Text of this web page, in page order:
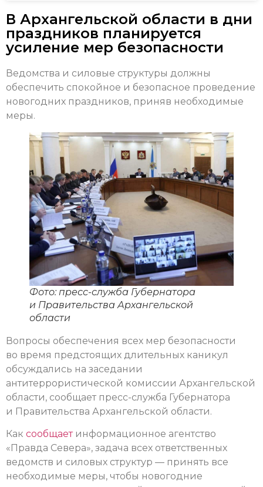
В Архангельской области в дни
праздников планируется
усиление мер безопасности
Ведомства и силовые структуры должны
обеспечить спокойное и безопасное проведение
новогодних праздников, приняв необходимые
меры.
Фото: пресс-служба Губернатора
и Правительства Архангельской
области
Вопросы обеспечения всех мер безопасности
во время предстоящих длительных каникул
обсуждались на заседании
антитеррористической комиссии Архангельской
области, сообщает пресс-служба Губернатора
и Правительства Архангельской области.
Как сообщаетинформационное агентство
«Правда Севера», задача всех ответственных
ведомств и силовых структур — принять все
необходимые меры, чтобы новогодние